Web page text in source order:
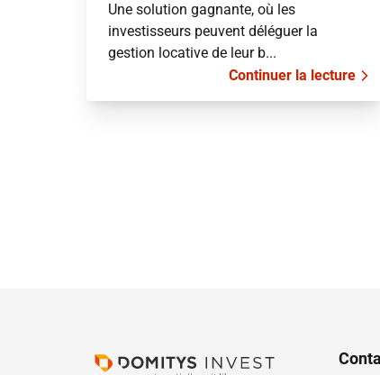
Une solution gagnante, où les
investisseurs peuvent déléguer la
gestion locative de leur b...
Continuer la lecture